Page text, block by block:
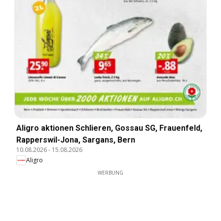
Aligro aktionen Schlieren, Gossau SG, Frauenfeld,
Rapperswil-Jona, Sargans, Bern
10.08.2026- 15.08.2026
Aligro
WERBUNG